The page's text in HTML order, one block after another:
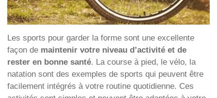
Les sports pour garder la forme sont une excellente
façon de maintenir votre niveau d’activité et de
rester en bonne santé. La course à pied, le vélo, la
natation sont des exemples de sports qui peuvent être
facilement intégrés à votre routine quotidienne. Ces